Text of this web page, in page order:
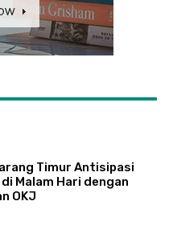
Timur Antisipasi
Malam Hari dengan
OKJ